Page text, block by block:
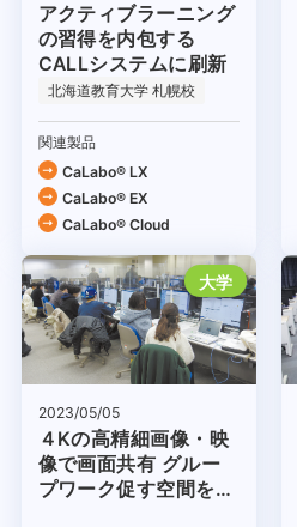
アクティブラーニング
の習得を内包する
CALLシステムに刷新
北海道教育大学 札幌校
関連製品
CaLabo® LX
CaLabo® EX
CaLabo®︎ Cloud
大学
2023/05/05
４Kの高精細画像・映
像で画面共有 グルー
プワーク促す空間を構